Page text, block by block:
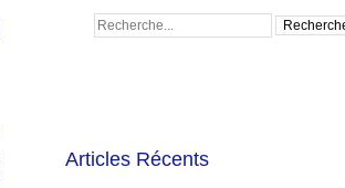
Articles Récents